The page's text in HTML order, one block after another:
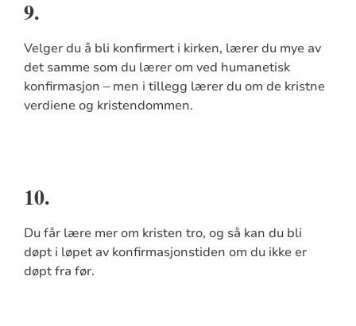
9.
Velger du å bli konfirmert i kirken, lærer du mye av
det samme som du lærer om ved humanetisk
konfirmasjon – men i tillegg lærer du om de kristne
verdiene og kristendommen.
10.
Du får lære mer om kristen tro, og så kan du bli
døpt i løpet av konfirmasjonstiden om du ikke er
døpt fra før.